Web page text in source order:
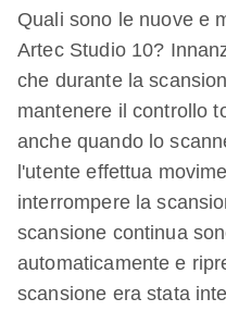
Quali sono le nuove e
Artec Studio 10?
che durante la
mantenere il controllo
anche quando lo
l'utente effettua
interrompere la
scansione continua
automaticamente e
scansione era stata